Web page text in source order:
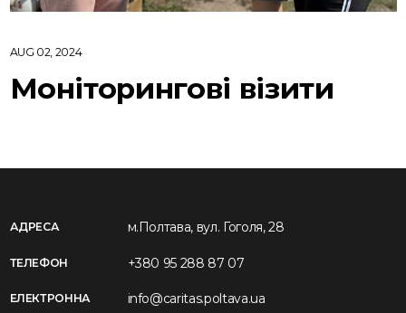
AUG 02, 2024
Моніторингові візити
АДРЕСА м.Полтава, вул. Гоголя, 28
ТЕЛЕФОН +380 95 288 87 07
ЕЛЕКТРОННА
info@caritas.poltava.ua